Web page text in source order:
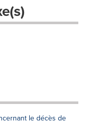
le décès de